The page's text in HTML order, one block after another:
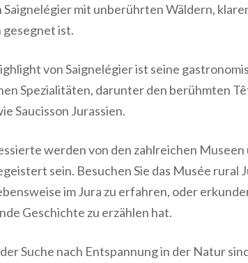
Saignelégier mit unberührten Wäldern,
ist.
von Saignelégier ist seine
Spezialitäten, darunter den berühmten
Saucisson Jurassien.
werden von den zahlreichen
sein. Besuchen Sie das Musée rural
im Jura zu erfahren, oder
Geschichte zu erzählen hat.
Suche nach Entspannung in der Natur